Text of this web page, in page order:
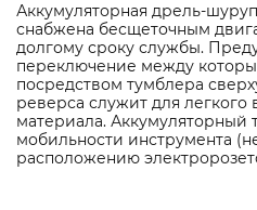
Аккумуляторная дрель-
снабжена бесщеточным
долгому сроку службы.
переключение между
посредством тумблера
реверса служит для
материала. Аккумуляторный
мобильности инструмента
расположению